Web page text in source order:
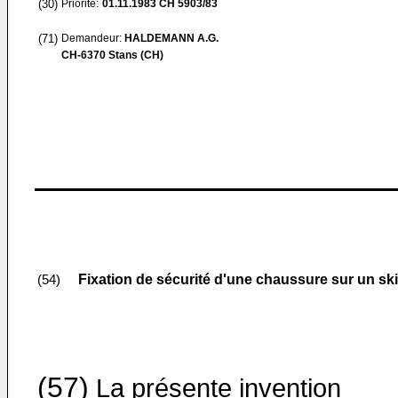
(30) Priorité: 01.11.1983 CH 5903/83
(71) Demandeur: HALDEMANN A.G.
CH-6370 Stans (CH)
(54) Fixation de sécurité d'une chaussure sur un ski
(57) La présente invention